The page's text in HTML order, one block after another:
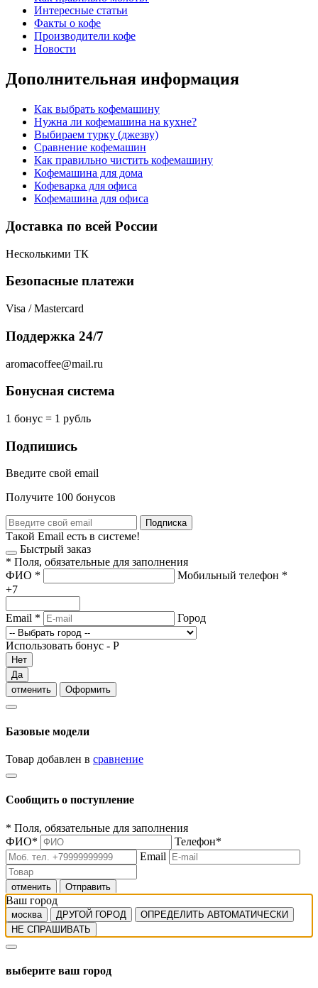
Интересные статьи
Факты о кофе
Производители кофе
Новости
Дополнительная информация
Как выбрать кофемашину
Нужна ли кофемашина на кухне?
Выбираем турку (джезву)
Сравнение кофемашин
Как правильно чистить кофемашину
Кофемашина для дома
Кофеварка для офиса
Кофемашина для офиса
Доставка по всей России
Несколькими ТК
Безопасные платежи
Visa / Mastercard
Поддержка 24/7
aromacoffee@mail.ru
Бонусная система
1 бонус = 1 рубль
Подпишись
Введите свой email
Получите 100 бонусов
Подписка
Такой Email есть в системе!
Быстрый заказ
* Поля, обязательные для заполнения
ФИО * Мобильный телефон *
+7
Email * Город
Использовать бонус - Р
Нет
Да
отменить
Оформить
Базовые модели
Товар добавлен в сравнение
Сообщить о поступление
* Поля, обязательные для заполнения
ФИО* Телефон*
Email
отменить Отправить
Ваш город
москва ДРУГОЙ ГОРОД
ОПРЕДЕЛИТЬ АВТОМАТИЧЕСКИ
НЕ СПРАШИВАТЬ
выберите ваш город